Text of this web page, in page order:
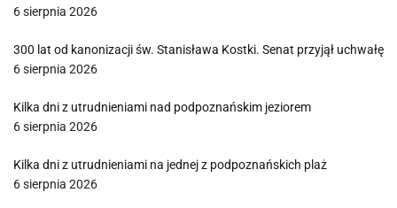
6 sierpnia 2026
300 lat od kanonizacji św. Stanisława Kostki. Senat przyjął uchwałę
6 sierpnia 2026
Kilka dni z utrudnieniami nad podpoznańskim jeziorem
6 sierpnia 2026
Kilka dni z utrudnieniami na jednej z podpoznańskich plaż
6 sierpnia 2026